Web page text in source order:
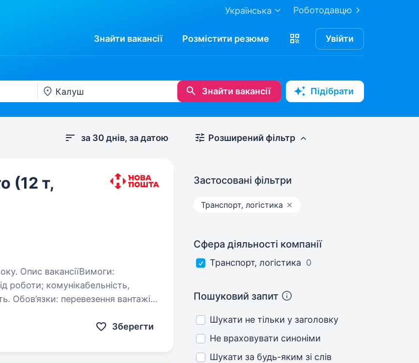
Роботодавцю
Українська
Знайти вакансії Розмістити резюме Увійти
Знайти вакансії Підібрати
за 30 днів, за датою
(12 т,
Зберегти
Розширений фільтр
Застосовані фільтри
Транспорт, логістика
Сфера діяльності компанії
Транспорт, логістика 0
Пошуковий запит
Шукати не тільки у заголовку
Не враховувати синоніми
Шукати за будь-яким зі слів